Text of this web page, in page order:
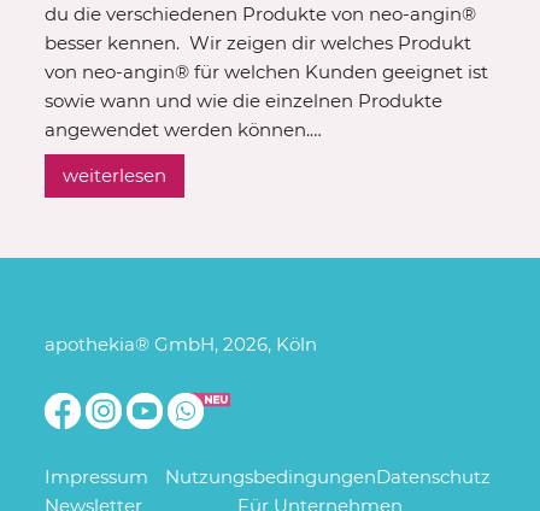
du die verschiedenen Produkte von neo-angin®
besser kennen. Wir zeigen dir welches Produkt
von neo-angin® für welchen Kunden geeignet ist
sowie wann und wie die einzelnen Produkte
angewendet werden können.…
weiterlesen
apothekia® GmbH, 2026, Köln
Impressum NutzungsbedingungenDatenschutz
Newsletter
Für Unternehmen